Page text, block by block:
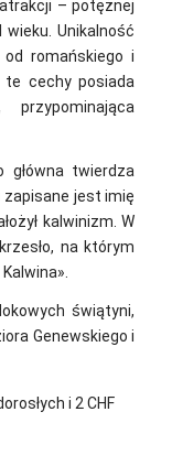
– potężnej
Unikalność
romańskiego i
te cechy posiada
główna twierdza
zapisane jest imię
kalwinizm. W
na którym
świątyni,
Genewskiego i
i 2 CHF